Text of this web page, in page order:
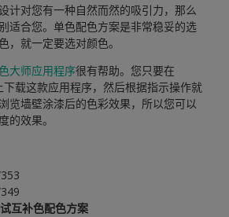
计对您有一种自然而然的吸引力，那么
适合您。单色配色方案是非常稳妥的选
，就一定要选对颜色。
大师应用程序很有帮助。您只要在
载这款应用程序，然后根据指示操作就
览墙壁涂漆后的色彩效果，所以您可以
的效果。
互补色配色方案